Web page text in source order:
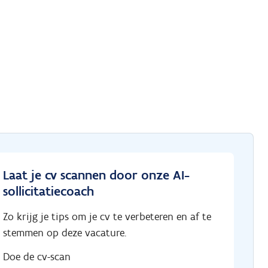
Laat je cv scannen door onze AI-
sollicitatiecoach
Zo krijg je tips om je cv te verbeteren en af te
stemmen op deze vacature.
Doe de cv-scan